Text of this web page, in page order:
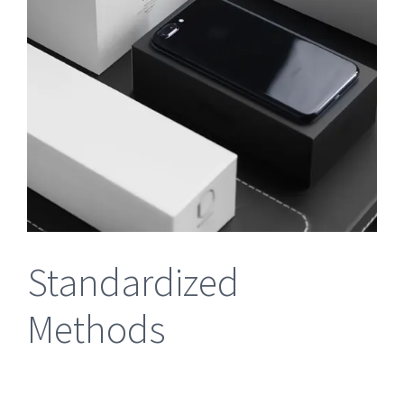
Standardized
Methods